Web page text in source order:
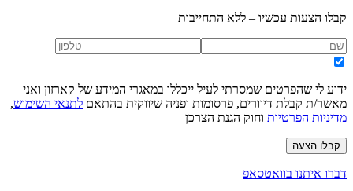
קבלו הצעות עכשיו – ללא התחייבות
ידוע לי שהפרטים שמסרתי לעיל ייכללו במאגרי המידע של קארזון ואני
מאשר/ת קבלת דיוורים, פרסומות ופניה שיווקית בהתאם לתנאי השימוש,
מדיניות הפרטיות וחוק הגנת הצרכן
קבלו הצעה
דברו איתנו בוואטסאפ